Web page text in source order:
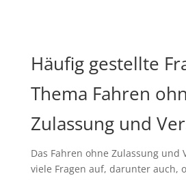
Häufig gestellte
Thema Fahren
Zulassung und
Das Fahren ohne Zulassung und
viele Fragen auf, darunter auch,